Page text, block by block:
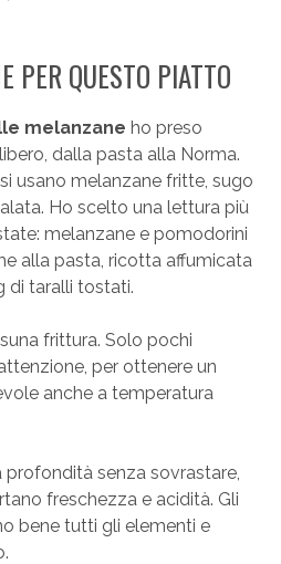
PER QUESTO PIATTO
melanzane ho preso
dalla pasta alla Norma.
usano melanzane fritte, sugo
Ho scelto una lettura più
melanzane e pomodorini
alla pasta, ricotta affumicata
di taralli tostati.
frittura. Solo pochi
per ottenere un
anche a temperatura
senza sovrastare,
freschezza e acidità. Gli
bene tutti gli elementi e